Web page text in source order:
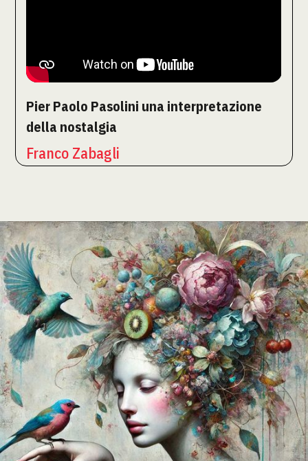
Pier Paolo Pasolini una interpretazione
della nostalgia
Franco Zabagli